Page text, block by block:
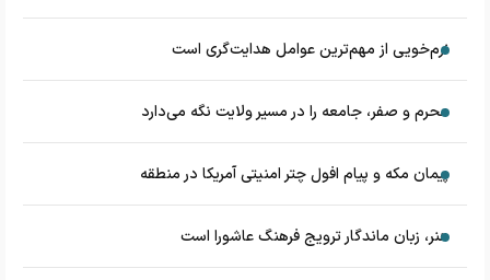
نرم‌خویی از مهم‌ترین عوامل هدایت‌گری است
محرم و صفر، جامعه را در مسیر ولایت نگه می‌دارد
پیمان مکه و پیام افول چتر امنیتی آمریکا در منطقه
هنر، زبان ماندگار ترویج فرهنگ عاشورا است